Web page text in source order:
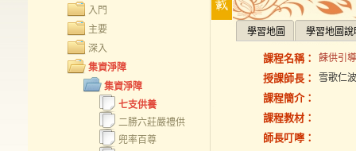
入門
主要
深入
集資淨障
集資淨障
七支供養
二勝六莊嚴禮供
兜率百尊
學習地圖 學習地圖說
課程名稱： 餗供引
授課師長： 雪歌仁
課程簡介：
課程教材：
師長叮嚀：